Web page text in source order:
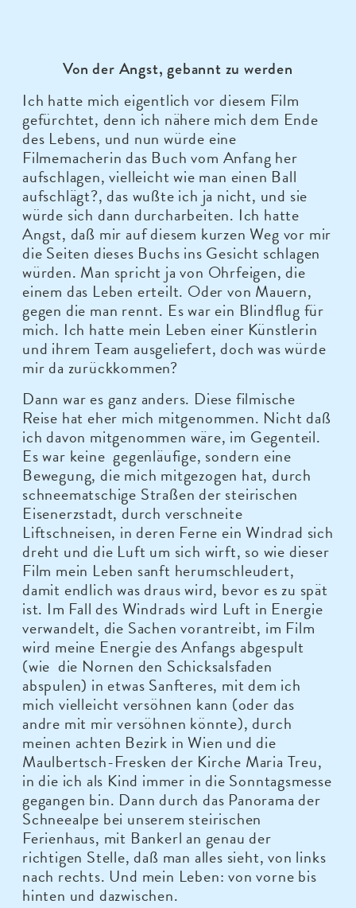
Von der Angst, gebannt zu werden
Ich hatte mich eigentlich vor diesem Film
gefürchtet, denn ich nähere mich dem Ende
des Lebens, und nun würde eine
Filmemacherin das Buch vom Anfang her
aufschlagen, vielleicht wie man einen Ball
aufschlägt?, das wußte ich ja nicht, und sie
würde sich dann durcharbeiten. Ich hatte
Angst, daß mir auf diesem kurzen Weg vor mir
die Seiten dieses Buchs ins Gesicht schlagen
würden. Man spricht ja von Ohrfeigen, die
einem das Leben erteilt. Oder von Mauern,
gegen die man rennt. Es war ein Blindflug für
mich. Ich hatte mein Leben einer Künstlerin
und ihrem Team ausgeliefert, doch was würde
mir da zurückkommen?
Dann war es ganz anders. Diese filmische
Reise hat eher mich mitgenommen. Nicht daß
ich davon mitgenommen wäre, im Gegenteil.
Es war keine gegenläufige, sondern eine
Bewegung, die mich mitgezogen hat, durch
schneematschige Straßen der steirischen
Eisenerzstadt, durch verschneite
Liftschneisen, in deren Ferne ein Windrad sich
dreht und die Luft um sich wirft, so wie dieser
Film mein Leben sanft herumschleudert,
damit endlich was draus wird, bevor es zu spät
ist. Im Fall des Windrads wird Luft in Energie
verwandelt, die Sachen vorantreibt, im Film
wird meine Energie des Anfangs abgespult
(wie die Nornen den Schicksalsfaden
abspulen) in etwas Sanfteres, mit dem ich
mich vielleicht versöhnen kann (oder das
andre mit mir versöhnen könnte), durch
meinen achten Bezirk in Wien und die
Maulbertsch-Fresken der Kirche Maria Treu,
in die ich als Kind immer in die Sonntagsmesse
gegangen bin. Dann durch das Panorama der
Schneealpe bei unserem steirischen
Ferienhaus, mit Bankerl an genau der
richtigen Stelle, daß man alles sieht, von links
nach rechts. Und mein Leben: von vorne bis
hinten und dazwischen.